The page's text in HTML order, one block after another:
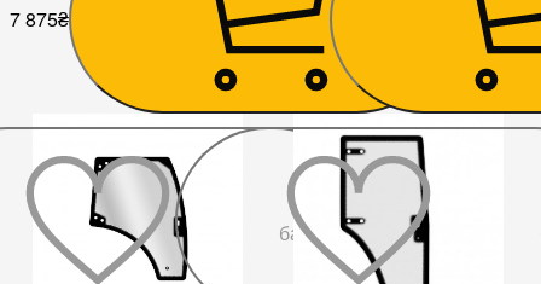
7 875₴ 9 000₴
бажаного